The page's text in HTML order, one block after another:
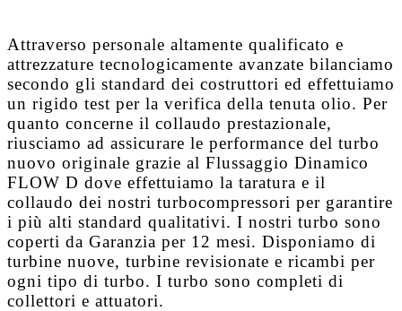
Attraverso personale altamente qualificato e
attrezzature tecnologicamente avanzate bilanciamo
secondo gli standard dei costruttori ed effettuiamo
un rigido test per la verifica della tenuta olio. Per
quanto concerne il collaudo prestazionale,
riusciamo ad assicurare le performance del turbo
nuovo originale grazie al Flussaggio Dinamico
FLOW D dove effettuiamo la taratura e il
collaudo dei nostri turbocompressori per garantire
i più alti standard qualitativi. I nostri turbo sono
coperti da Garanzia per 12 mesi. Disponiamo di
turbine nuove, turbine revisionate e ricambi per
ogni tipo di turbo. I turbo sono completi di
collettori e attuatori.